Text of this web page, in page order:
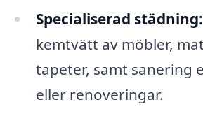
Specialiserad städning:
kemtvätt av möbler,
tapeter, samt sanering
eller renoveringar.